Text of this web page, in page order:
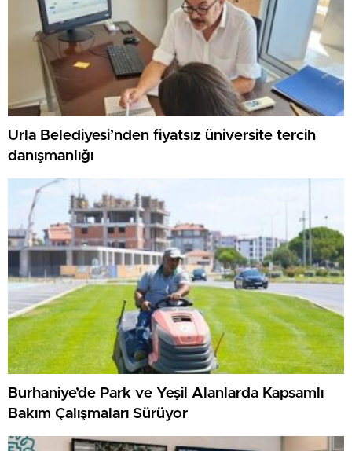
Urla Belediyesi’nden fiyatsız üniversite tercih
danışmanlığı
Burhaniye’de Park ve Yeşil Alanlarda Kapsamlı
Bakım Çalışmaları Sürüyor